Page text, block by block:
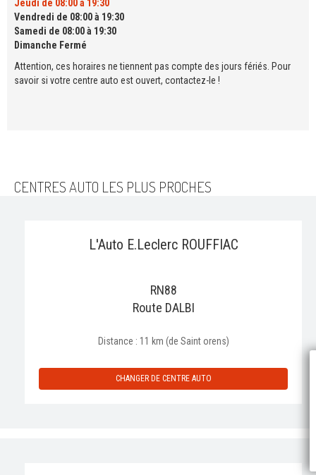
Jeudi de 08:00 à 19:30
Vendredi de 08:00 à 19:30
Samedi de 08:00 à 19:30
Dimanche Fermé
Attention, ces horaires ne tiennent pas compte des jours fériés. Pour
savoir si votre centre auto est ouvert, contactez-le !
CENTRES AUTO LES PLUS PROCHES
L'Auto E.Leclerc ROUFFIAC
RN88
Route DALBI
Distance : 11 km (de Saint orens)
CHANGER DE CENTRE AUTO